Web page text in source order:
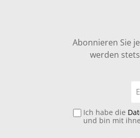
Abonnieren Sie
werden
Ich habe die
und bin mit